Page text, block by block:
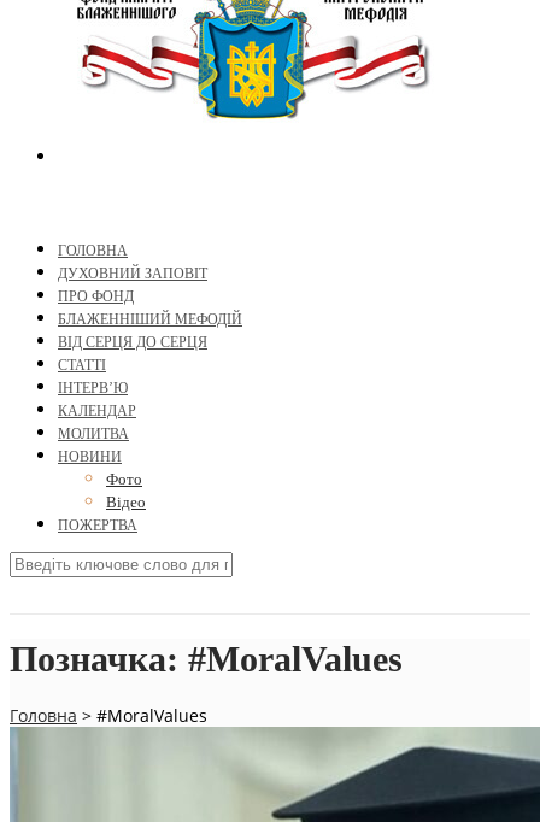
ГОЛОВНА
ДУХОВНИЙ ЗАПОВІТ
ПРО ФОНД
БЛАЖЕННІШИЙ МЕФОДІЙ
ВІД СЕРЦЯ ДО СЕРЦЯ
СТАТТІ
ІНТЕРВ’Ю
КАЛЕНДАР
МОЛИТВА
НОВИНИ
Фото
Відео
ПОЖЕРТВА
Позначка: #MoralValues
Головна > #MoralValues